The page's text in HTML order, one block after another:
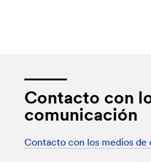
Contacto con
comunicación
Contacto con los medios de